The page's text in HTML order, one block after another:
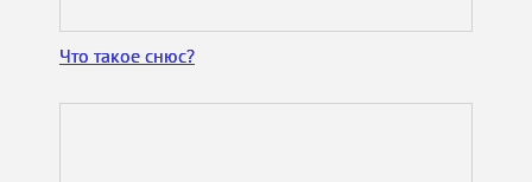
Что такое снюс?